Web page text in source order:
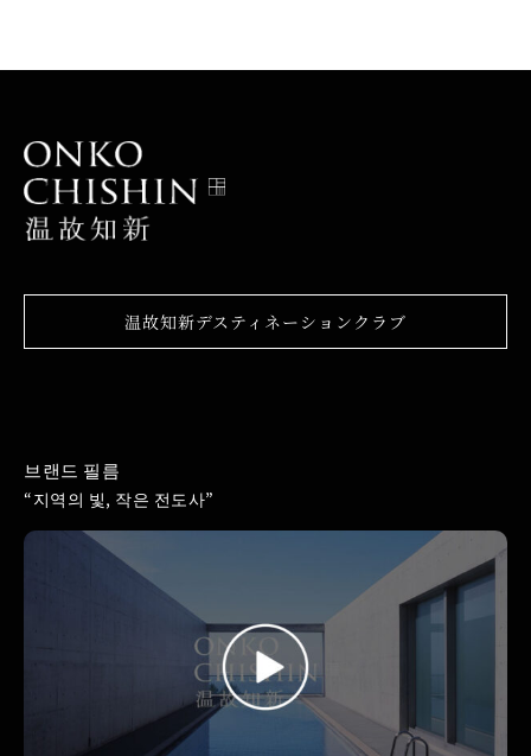
温故知新デスティネーションクラブ
브랜드 필름
“지역의 빛, 작은 전도사”